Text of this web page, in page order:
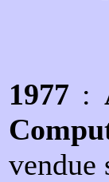
1977 :
vendue